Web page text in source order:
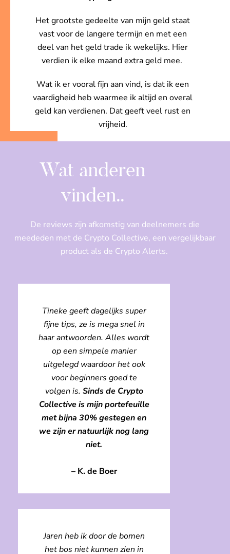
Het grootste gedeelte van mijn geld staat
vast voor de langere termijn en met een
deel van het geld trade ik wekelijks. Hier
verdien ik elke maand extra geld mee.
Wat ik er vooral fijn aan vind, is dat ik een
vaardigheid heb waarmee ik altijd en overal
geld kan verdienen. Dat geeft veel rust en
vrijheid.
Wat anderen
vinden..
De reviews zijn afkomstig van deelnemers die
meededen met de Crypto Collective, een vergelijkbaar
product als de Crypto Alerts.
Tineke geeft dagelijks super
fijne tips, ze is mega snel in
haar antwoorden. Alles wordt
op een simpele manier
uitgelegd waardoor het ook
voor beginners goed te
volgen is. Sinds de Crypto
Collective is mijn portefeuille
met bijna 30% gestegen en
we zijn er natuurlijk nog lang
niet.
– K. de Boer
Jaren heb ik door de bomen
het bos niet kunnen zien in